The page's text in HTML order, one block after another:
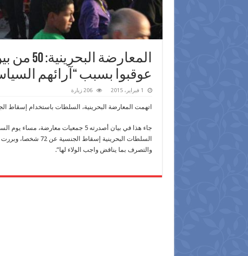
عوقبوا بسبب “آرائهم
1 فبراير، 2015 206 زيارة
اتهمت المعارضة البحرينية، السلطات باستخدام إسقاط
جاء هذا في بيان أصدرته 5 جمعيات
السلطات البحرينية
والتصرف بما يناقض واجب الولاء لها”.